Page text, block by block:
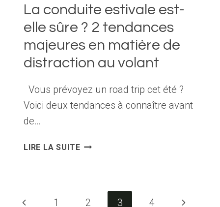
UN
HIVER
CANADIEN
?
La conduite estivale est-
elle sûre ? 2 tendances
majeures en matière de
distraction au volant
Vous prévoyez un road trip cet été ?
Voici deux tendances à connaître avant
de…
LIRE LA SUITELA
Navigation
Page 1 2 3 4 Page